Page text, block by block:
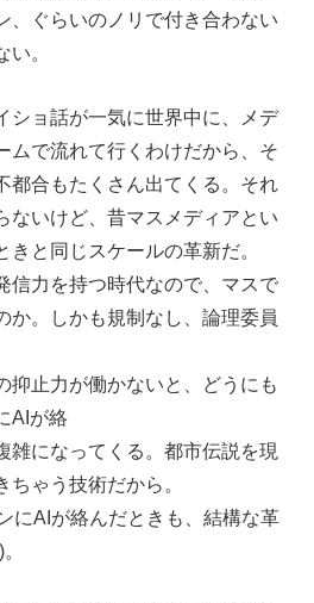
、ぐらいのノリで付き合わない
。
ショ話が一気に世界中に、メデ
ムで流れて行くわけだから、そ
都合もたくさん出てくる。それ
ないけど、昔マスメディアとい
きと同じスケールの革新だ。
信力を持つ時代なので、マスで
か。しかも規制なし、論理委員
抑止力が働かないと、どうにも
AIが絡
雑になってくる。都市伝説を現
ゃう技術だから。
にAIが絡んだときも、結構な革